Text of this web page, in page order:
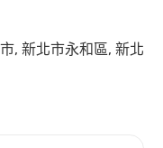
, 新北市永和區, 新北